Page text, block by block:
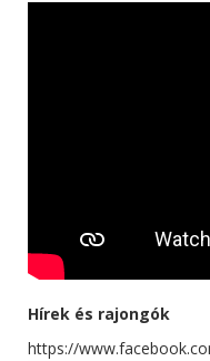
Hírek és rajongók
https://